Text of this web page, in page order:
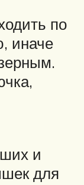
по
иначе
и
для